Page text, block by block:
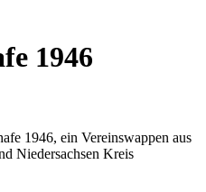
1946
1946, ein Vereinswappen aus
Niedersachsen Kreis